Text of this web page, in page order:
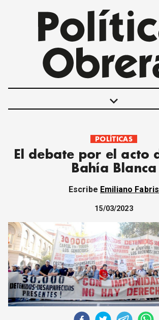
keyboard_arrow_down
POLÍTICAS
INTERNACIONALES
MOVIMIENTO OBRERO
ECONOMÍA
SOCIEDAD Y CULTURA
JUVENTUD
CORREO DE LECTORES
DEBATE
ARCHIVO
DECLARACIONES
OPINIÓN
ALTAMIRA RESPONDE
Política Obrera
POLÍTICAS
El debate por el acto
Bahía Blanca
Escribe Emiliano Fabris
15/03/2023